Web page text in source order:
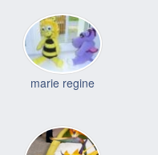
marie regine